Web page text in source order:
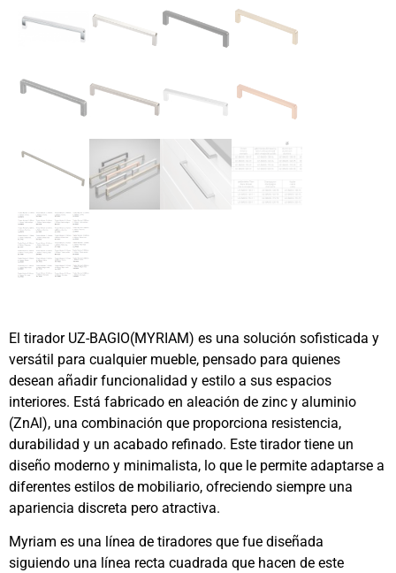
El tirador UZ-BAGIO(MYRIAM) es una solución sofisticada y
versátil para cualquier mueble, pensado para quienes
desean añadir funcionalidad y estilo a sus espacios
interiores. Está fabricado en aleación de zinc y aluminio
(ZnAl), una combinación que proporciona resistencia,
durabilidad y un acabado refinado. Este tirador tiene un
diseño moderno y minimalista, lo que le permite adaptarse a
diferentes estilos de mobiliario, ofreciendo siempre una
apariencia discreta pero atractiva.
Myriam es una línea de tiradores que fue diseñada
siguiendo una línea recta cuadrada que hacen de este